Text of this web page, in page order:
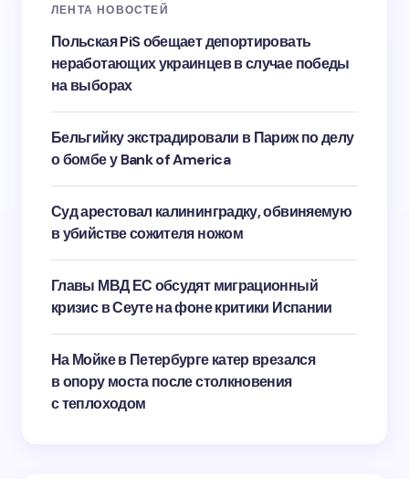
ЛЕНТА НОВОСТЕЙ
Польская PiS обещает депортировать
неработающих украинцев в случае победы
на выборах
Бельгийку экстрадировали в Париж по делу
о бомбе у Bank of America
Суд арестовал калининградку, обвиняемую
в убийстве сожителя ножом
Главы МВД ЕС обсудят миграционный
кризис в Сеуте на фоне критики Испании
На Мойке в Петербурге катер врезался
в опору моста после столкновения
с теплоходом